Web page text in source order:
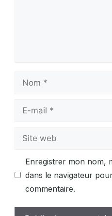
Nom
Site
Enregistrer mon nom,
dans le navigateur
commentaire.